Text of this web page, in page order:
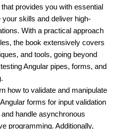
provides you with essential
skills and deliver high-
With a practical approach
the book extensively covers
and tools, going beyond
Angular pipes, forms, and
how to validate and manipulate
forms for input validation
handle asynchronous
programming. Additionally,